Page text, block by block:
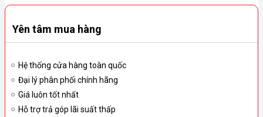
Yên tâm mua hàng
Hệ thống cửa hàng toàn quốc
Đại lý phân phối chính hãng
Giá luôn tốt nhất
Hỗ trợ trả góp lãi suất thấp